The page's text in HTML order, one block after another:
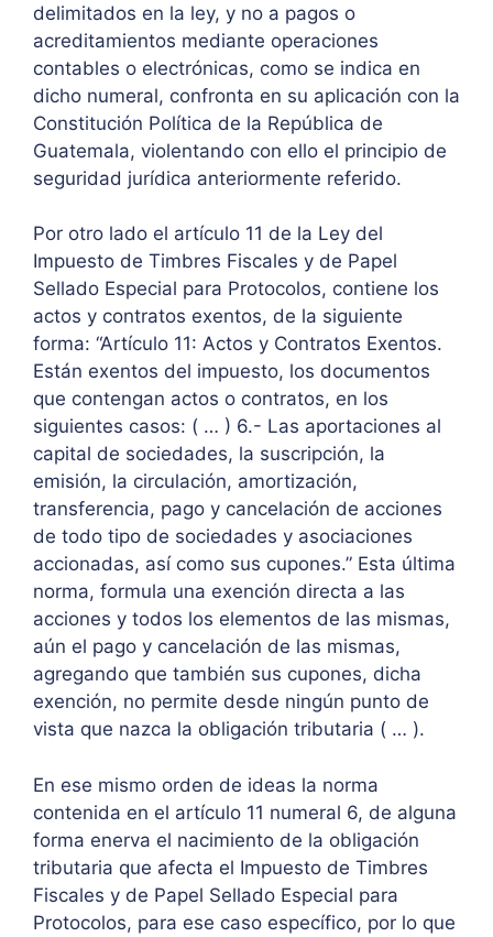
delimitados en la ley, y no a pagos o
acreditamientos mediante operaciones
contables o electrónicas, como se indica en
dicho numeral, confronta en su aplicación con la
Constitución Política de la República de
Guatemala, violentando con ello el principio de
seguridad jurídica anteriormente referido.
Por otro lado el artículo 11 de la Ley del
Impuesto de Timbres Fiscales y de Papel
Sellado Especial para Protocolos, contiene los
actos y contratos exentos, de la siguiente
forma: “Artículo 11: Actos y Contratos Exentos.
Están exentos del impuesto, los documentos
que contengan actos o contratos, en los
siguientes casos: ( … ) 6.- Las aportaciones al
capital de sociedades, la suscripción, la
emisión, la circulación, amortización,
transferencia, pago y cancelación de acciones
de todo tipo de sociedades y asociaciones
accionadas, así como sus cupones.” Esta última
norma, formula una exención directa a las
acciones y todos los elementos de las mismas,
aún el pago y cancelación de las mismas,
agregando que también sus cupones, dicha
exención, no permite desde ningún punto de
vista que nazca la obligación tributaria ( … ).
En ese mismo orden de ideas la norma
contenida en el artículo 11 numeral 6, de alguna
forma enerva el nacimiento de la obligación
tributaria que afecta el Impuesto de Timbres
Fiscales y de Papel Sellado Especial para
Protocolos, para ese caso específico, por lo que